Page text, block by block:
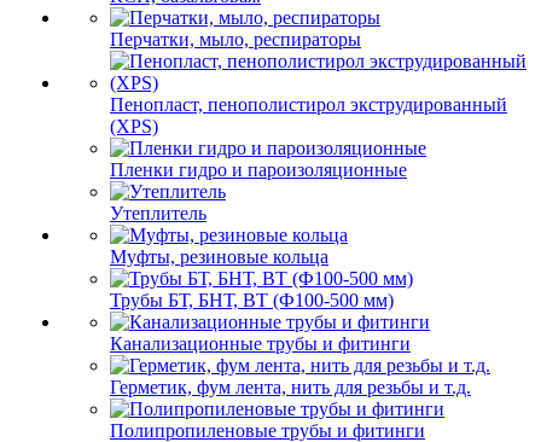
Перчатки, мыло, респираторы
Пенопласт, пенополистирол экструдированный
(XPS)
Пленки гидро и пароизоляционные
Утеплитель
Муфты, резиновые кольца
Трубы БТ, БНТ, ВТ (Ф100-500 мм)
Канализационные трубы и фитинги
Герметик, фум лента, нить для резьбы и т.д.
Полипропиленовые трубы и фитинги